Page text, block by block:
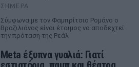
ΣΉΜΕΡΑ
Σύμφωνα με τον Φαμπρίτσιο Ρομάνο ο
Βραζιλιάνος είναι έτοιμος να αποδεχτεί
την πρόταση της Ρεάλ
Meta έξυπνα γυαλιά: Γιατί